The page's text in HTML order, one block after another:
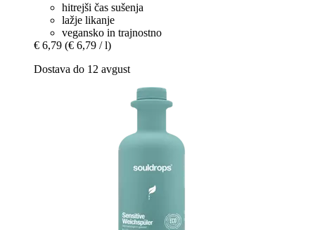
hitrejši čas sušenja
lažje likanje
vegansko in trajnostno
€ 6,79 (€ 6,79 / l)
Dostava do 12 avgust